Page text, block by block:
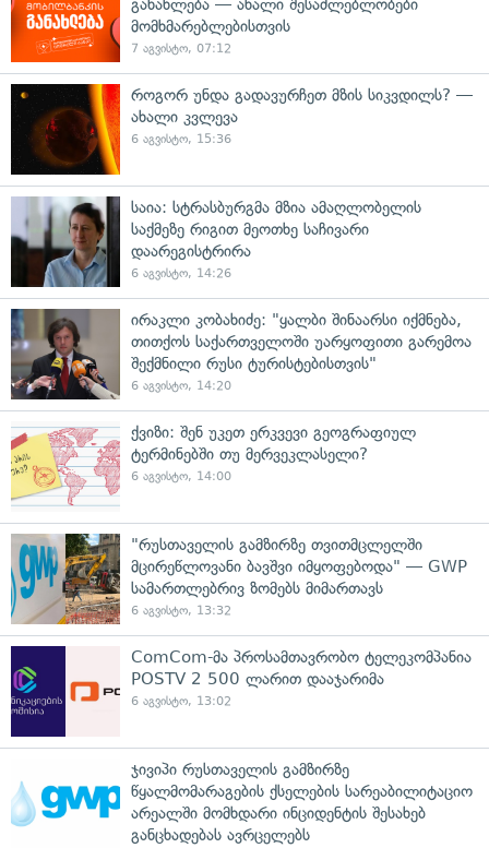
განახლება — ახალი შესაძლებლობები
მომხმარებლებისთვის
7 აგვისტო, 07:12
როგორ უნდა გადავურჩეთ მზის სიკვდილს? —
ახალი კვლევა
6 აგვისტო, 15:36
საია: სტრასბურგმა მზია ამაღლობელის
საქმეზე რიგით მეოთხე საჩივარი
დაარეგისტრირა
6 აგვისტო, 14:26
ირაკლი კობახიძე: "ყალბი შინაარსი იქმნება,
თითქოს საქართველოში უარყოფითი გარემოა
შექმნილი რუსი ტურისტებისთვის"
6 აგვისტო, 14:20
ქვიზი: შენ უკეთ ერკვევი გეოგრაფიულ
ტერმინებში თუ მერვეკლასელი?
6 აგვისტო, 14:00
"რუსთაველის გამზირზე თვითმცლელში
მცირეწლოვანი ბავშვი იმყოფებოდა" — GWP
სამართლებრივ ზომებს მიმართავს
6 აგვისტო, 13:32
ComCom-მა პროსამთავრობო ტელეკომპანია
POSTV 2 500 ლარით დააჯარიმა
6 აგვისტო, 13:02
ჯივიპი რუსთაველის გამზირზე
წყალმომარაგების ქსელების სარეაბილიტაციო
არეალში მომხდარი ინციდენტის შესახებ
განცხადებას ავრცელებს